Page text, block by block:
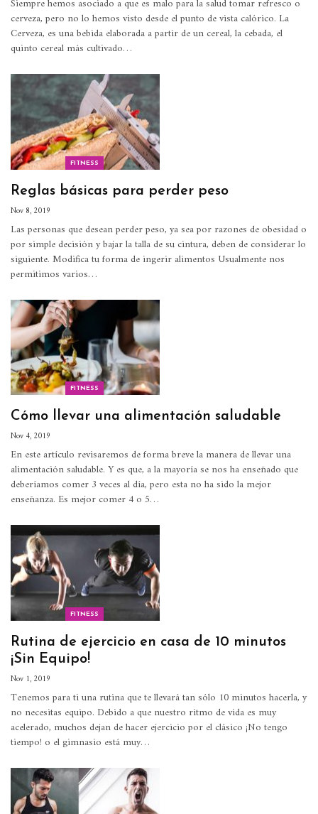
Siempre hemos asociado a que es malo para la salud tomar refresco o
cerveza, pero no lo hemos visto desde el punto de vista calórico. La
Cerveza, es una bebida elaborada a partir de un cereal, la cebada, el
quinto cereal más cultivado…
FITNESS
Reglas básicas para perder peso
Nov 8, 2019
Las personas que desean perder peso, ya sea por razones de obesidad o
por simple decisión y bajar la talla de su cintura, deben de considerar lo
siguiente. Modifica tu forma de ingerir alimentos Usualmente nos
permitimos varios…
FITNESS
Cómo llevar una alimentación saludable
Nov 4, 2019
En este artículo revisaremos de forma breve la manera de llevar una
alimentación saludable. Y es que, a la mayoría se nos ha enseñado que
deberíamos comer 3 veces al día, pero esta no ha sido la mejor
enseñanza. Es mejor comer 4 o 5…
FITNESS
Rutina de ejercicio en casa de 10 minutos
¡Sin Equipo!
Nov 1, 2019
Tenemos para ti una rutina que te llevará tan sólo 10 minutos hacerla, y
no necesitas equipo. Debido a que nuestro ritmo de vida es muy
acelerado, muchos dejan de hacer ejercicio por el clásico ¡No tengo
tiempo! o el gimnasio está muy…